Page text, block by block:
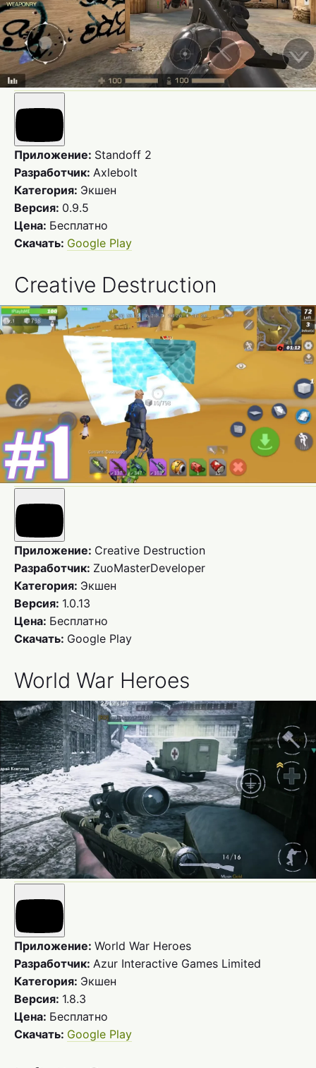
Приложение: Standoff 2
Разработчик: Axlebolt
Категория: Экшен
Версия: 0.9.5
Цена: Бесплатно
Скачать: Google Play
Creative Destruction
Приложение: Creative Destruction
Разработчик: ZuoMasterDeveloper
Категория: Экшен
Версия: 1.0.13
Цена: Бесплатно
Скачать: Google Play
World War Heroes
Приложение: World War Heroes
Разработчик: Azur Interactive Games Limited
Категория: Экшен
Версия: 1.8.3
Цена: Бесплатно
Скачать: Google Play